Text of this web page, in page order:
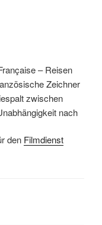
– Reisen
Zeichner
zwischen
nach
den Filmdienst